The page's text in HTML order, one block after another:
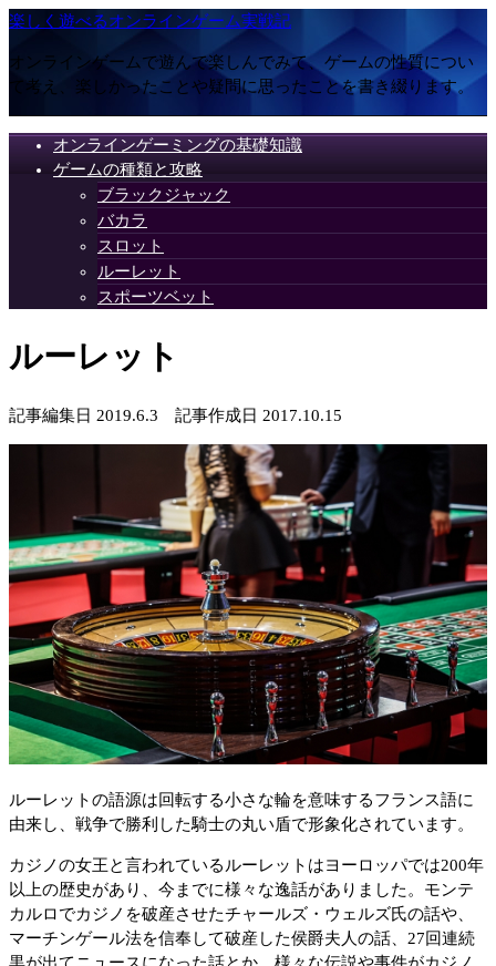
楽しく遊べるオンラインゲーム実戦記
オンラインゲームで遊んで楽しんでみて、ゲームの性質につい
て考え、楽しかったことや疑問に思ったことを書き綴ります。
オンラインゲーミングの基礎知識
ゲームの種類と攻略
ブラックジャック
バカラ
スロット
ルーレット
スポーツベット
ルーレット
記事編集日 2019.6.3 記事作成日 2017.10.15
ルーレットの語源は回転する小さな輪を意味するフランス語に
由来し、戦争で勝利した騎士の丸い盾で形象化されています。
カジノの女王と言われているルーレットはヨーロッパでは200年
以上の歴史があり、今までに様々な逸話がありました。モンテ
カルロでカジノを破産させたチャールズ・ウェルズ氏の話や、
マーチンゲール法を信奉して破産した侯爵夫人の話、27回連続